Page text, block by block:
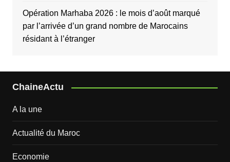
Opération Marhaba 2026 : le mois d’août marqué
par l’arrivée d’un grand nombre de Marocains
résidant à l’étranger
ChaineActu
A la une
Actualité du Maroc
Economie